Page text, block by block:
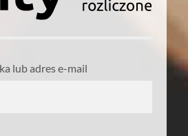
lub adres e-mail